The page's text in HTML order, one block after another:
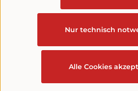
Nur technisch
Alle Cookies